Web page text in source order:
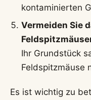
kontaminierten
Vermeiden Sie
Ihr Grundstück
Feldspitzmäuse
Es ist wichtig zu